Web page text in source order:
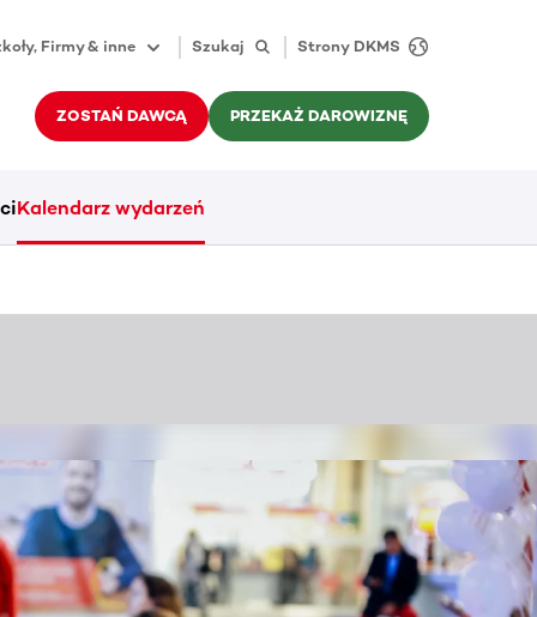
Firmy & inne Szukaj Strony DKMS
ZOSTAŃ DAWCĄ PRZEKAŻ DAROWIZNĘ
Kalendarz wydarzeń